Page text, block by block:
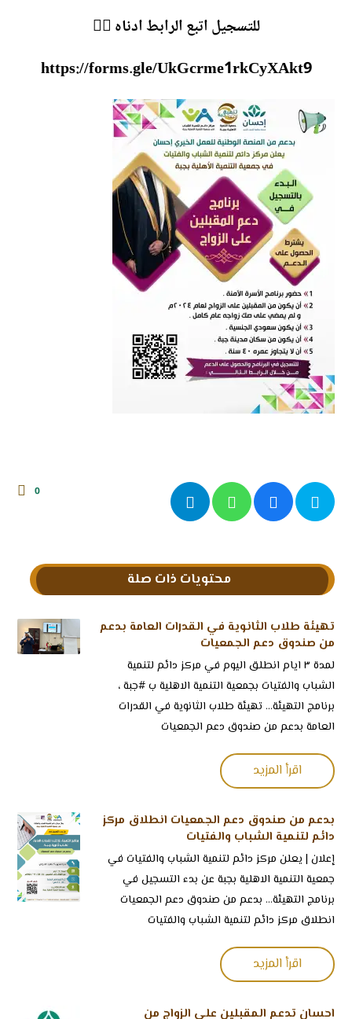
‏للتسجيل اتبع الرابط ادناه 👇🏼
‏https://forms.gle/UkGcrme1rkCyXAkt9
0
محتويات ذات صلة
تهيئة طلاب الثانوية في القدرات العامة بدعم
من صندوق دعم الجمعيات
لمدة ٣ ايام انطلق اليوم في مركز دائم لتنمية
الشباب والفتيات بجمعية التنمية الاهلية ب ⁧‫#جبة‬⁩ ،
برنامج التهيئة... تهيئة طلاب الثانوية في القدرات
العامة بدعم من صندوق دعم الجمعيات
اقرأ المزيد
بدعم من صندوق دعم الجمعيات انطلاق مركز
دائم لتنمية الشباب والفتيات
‏إعلان | ‏يعلن مركز دائم لتنمية الشباب والفتيات في
جمعية التنمية الاهلية بجبة عن بدء التسجيل في
برنامج التهيئة... بدعم من صندوق دعم الجمعيات
انطلاق مركز دائم لتنمية الشباب والفتيات
اقرأ المزيد
احسان تدعم المقبلين على الزواج من